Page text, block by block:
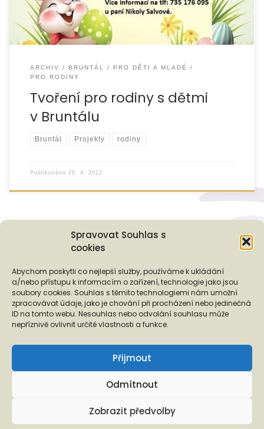
Spravovat Souhlas s
cookies
Abychom poskytli co nejlepší služby, používáme k ukládání
a/nebo přístupu k informacím o zařízení, technologie jako jsou
soubory cookies. Souhlas s těmito technologiemi nám umožní
zpracovávat údaje, jako je chování při procházení nebo jedinečná
ID na tomto webu. Nesouhlas nebo odvolání souhlasu může
nepříznivě ovlivnit určité vlastnosti a funkce.
Přijmout
Odmítnout
Zobrazit předvolby
ARCHIV BRUNTÁL
PRO DĚTI A MLADÉ
PRO RODINY
Tvoření pro rodiny s dětmi
v Bruntálu
Bruntál Projekty rodiny
Publikováno 20. 4. 2022
Podporují nás...
❬ ❭